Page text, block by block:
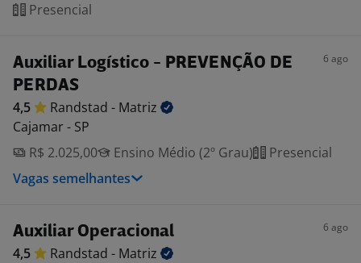
Presencial
Auxiliar Logístico - PREVENÇÃO DE
PERDAS
6 ago
4,5 Randstad - Matriz
Cajamar - SP
R$ 2.025,00
Ensino Médio (2º Grau)
Presencial
Vagas semelhantes
Auxiliar Operacional 6 ago
4,5 Randstad - Matriz